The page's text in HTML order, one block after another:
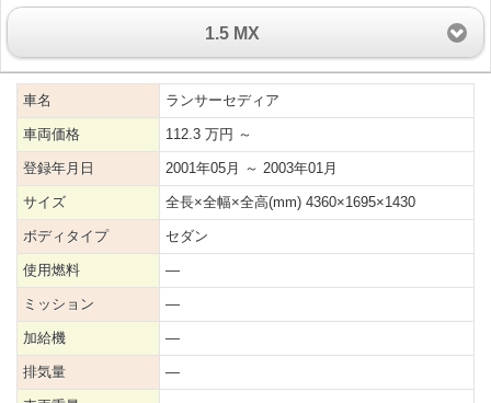
1.5 MX
車名 ランサーセディア
車両価格 112.3 万円 ～
登録年月日 2001年05月 ～ 2003年01月
サイズ 全長×全幅×全高(mm) 4360×1695×1430
ボディタイプ セダン
使用燃料 ―
ミッション ―
加給機 ―
排気量 ―